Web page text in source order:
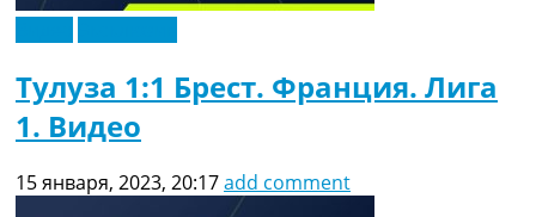
Тулуза 1:1 Брест. Франция. Лига
1. Видео
15 января, 2023, 20:17add comment